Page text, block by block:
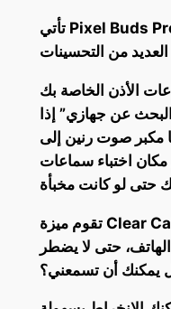
تأتي Pixel Buds Pro 2 مع الميزات المفيدة التي
الأذن الخاصة بك
عن جهازي” إذا
مكبر صوت رنين إلى
اختباء سماعات
تقوم ميزة Clear Calling بقطع الضوضاء المحيطة
حتى لا يضطر